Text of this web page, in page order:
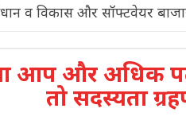
व विकास और सॉफ्टवेयर
आप और अधिक
तो सदस्यता